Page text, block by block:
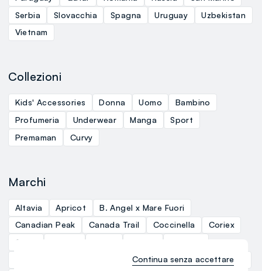
Serbia
Slovacchia Spagna Uruguay
Uzbekistan
Vietnam
Collezioni
Kids' Accessories Donna Uomo
Bambino
Profumeria
Underwear Manga
Sport
Premaman
Curvy
Marchi
Altavia Apricot
B. Angel x Mare Fuori
Canadian Peak
Canada Trail Coccinella
Coriex
Croff
Gap
Geographical Norway
Continua senza accettare